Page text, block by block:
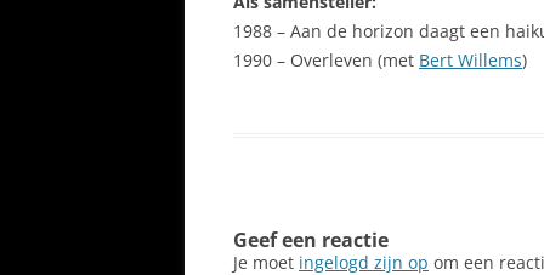
1988 – Aan de horizon daagt een
1990 – Overleven (met Bert Willems)
Geef een reactie
Je moet ingelogd zijn op om een